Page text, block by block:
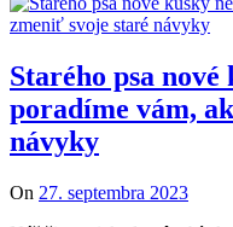
Starého psa
poradíme vám,
návyky
On 27. septembra 2023